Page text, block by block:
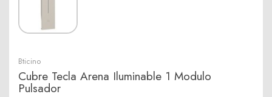
Bticino
Cubre Tecla Arena Iluminable 1 Modulo
Pulsador